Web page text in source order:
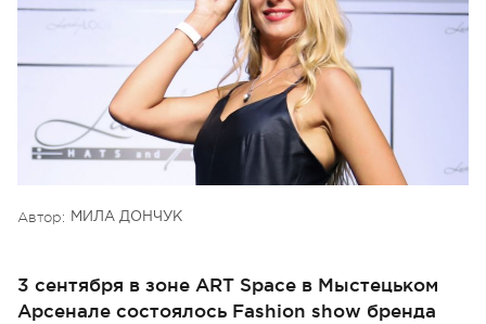
Автор: МИЛА ДОНЧУК
3 сентября в зоне ART Space в Мыстецьком
Арсенале состоялось Fashion show бренда